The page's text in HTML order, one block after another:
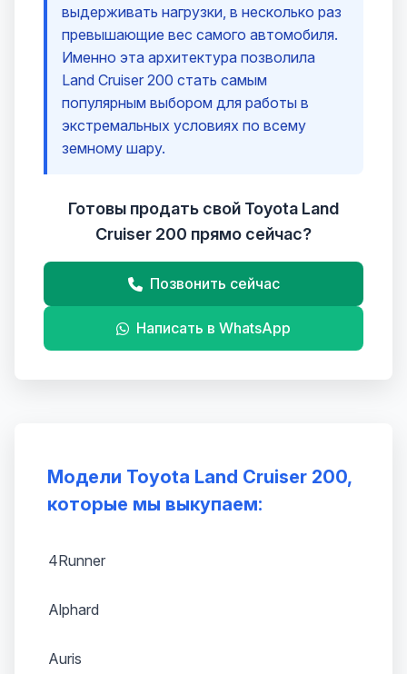
Модели Toyota Land Cruiser 200,
которые мы выкупаем:
4Runner
Alphard
Auris
выдерживать нагрузки, в несколько раз
превышающие вес самого автомобиля.
Именно эта архитектура позволила
Land Cruiser 200 стать самым
популярным выбором для работы в
экстремальных условиях по всему
земному шару.
Готовы продать свой Toyota Land
Cruiser 200 прямо сейчас?
Позвонить сейчас
Написать в WhatsApp